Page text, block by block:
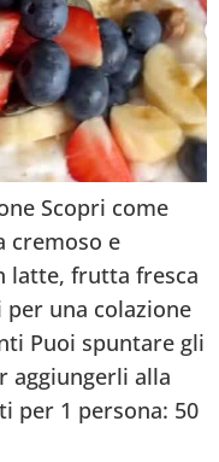
Scopri come
cremoso e
latte, frutta fresca
una colazione
Puoi spuntare gli
aggiungerli alla
per 1 persona: 50